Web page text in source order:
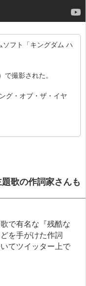
フト「キングダム ハ
撮影された。
グ・オブ・ザ・イヤ
歌の作詞家さんも
で有名な『残酷な
を手がけた作詞
てツイッター上で